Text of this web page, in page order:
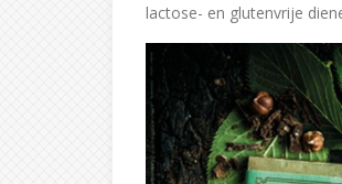
lactose- en glutenvrije